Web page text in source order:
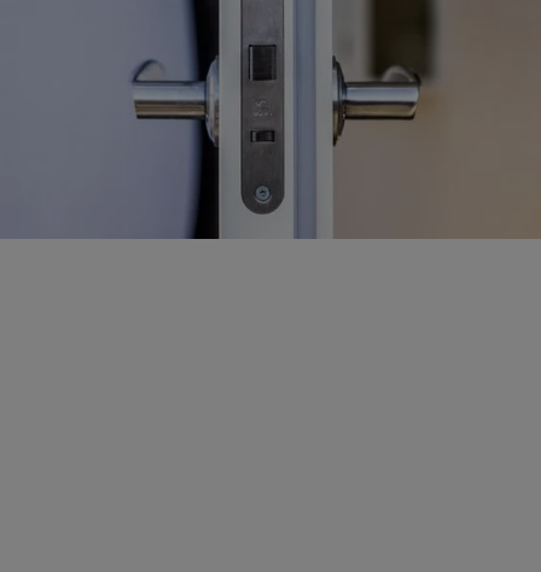
den gamle sad før, og din dør behøver ikke ændres på
nogen måde.